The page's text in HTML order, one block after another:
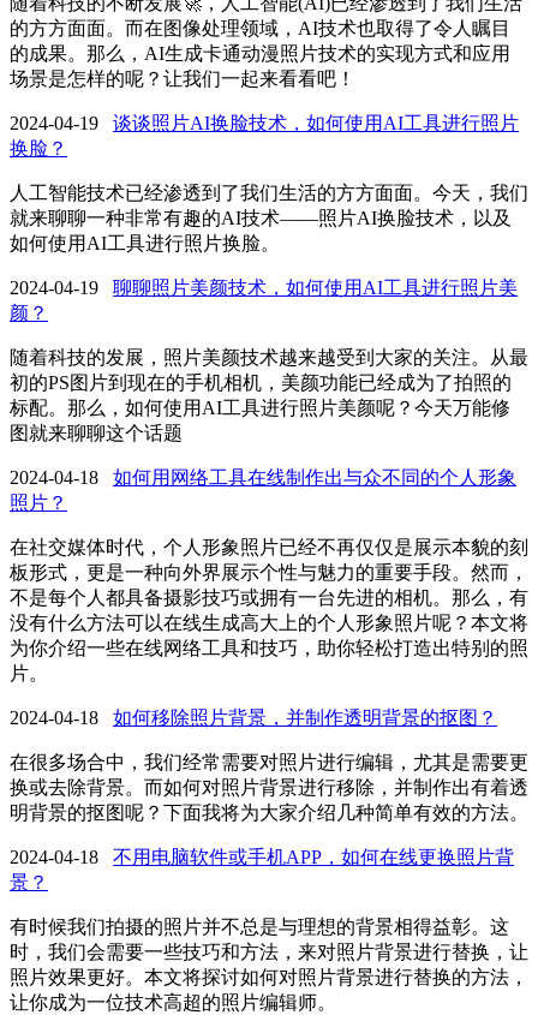
的方方面面。而在图像处理领域，AI技术也取得了令人瞩目
的成果。那么，AI生成卡通动漫照片技术的实现方式和应用
场景是怎样的呢？让我们一起来看看吧！
2024-04-19
谈谈照片AI换脸技术，如何使用AI工具进行照片
换脸？
人工智能技术已经渗透到了我们生活的方方面面。今天，我们
就来聊聊一种非常有趣的AI技术——照片AI换脸技术，以及
如何使用AI工具进行照片换脸。
2024-04-19
聊聊照片美颜技术，如何使用AI工具进行照片美
颜？
随着科技的发展，照片美颜技术越来越受到大家的关注。从最
初的PS图片到现在的手机相机，美颜功能已经成为了拍照的
标配。那么，如何使用AI工具进行照片美颜呢？今天万能修
图就来聊聊这个话题
2024-04-18
如何用网络工具在线制作出与众不同的个人形象
照片？
在社交媒体时代，个人形象照片已经不再仅仅是展示本貌的刻
板形式，更是一种向外界展示个性与魅力的重要手段。然而，
不是每个人都具备摄影技巧或拥有一台先进的相机。那么，有
没有什么方法可以在线生成高大上的个人形象照片呢？本文将
为你介绍一些在线网络工具和技巧，助你轻松打造出特别的照
片。
2024-04-18 如何移除照片背景，并制作透明背景的抠图？
在很多场合中，我们经常需要对照片进行编辑，尤其是需要更
换或去除背景。而如何对照片背景进行移除，并制作出有着透
明背景的抠图呢？下面我将为大家介绍几种简单有效的方法。
2024-04-18
不用电脑软件或手机APP，如何在线更换照片背
景？
有时候我们拍摄的照片并不总是与理想的背景相得益彰。这
时，我们会需要一些技巧和方法，来对照片背景进行替换，让
照片效果更好。本文将探讨如何对照片背景进行替换的方法，
让你成为一位技术高超的照片编辑师。